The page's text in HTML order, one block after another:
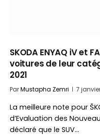
SKODA ENYAQ iV et
voitures de leur
2021
ParMustapha Zemri 7
La meilleure note pour
d’Evaluation des
déclaré que le SUV…